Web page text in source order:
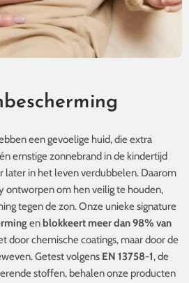
een gevoelige huid, die extra
ernstige zonnebrand in de kindertijd
later in het leven verdubbelen. Daarom
ontworpen om hen veilig te houden,
tegen de zon. Onze unieke signature
en blokkeert meer dan 98% van
door chemische coatings, maar door de
Getest volgens EN 13758-1, de
stoffen, behalen onze producten